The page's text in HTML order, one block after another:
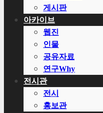
게시판
아카이브
웹진
인물
공유자료
연구Why
전시관
전시
홍보관